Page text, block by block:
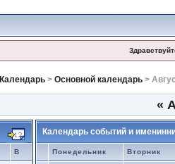
Календарь> Основной календарь>
«
В
Календарь событий и
Понедельник Вторник